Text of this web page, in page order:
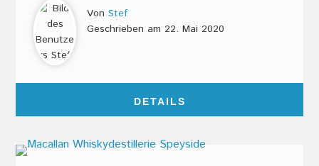
VonStef
Geschrieben am 22. Mai 2020
DETAILS